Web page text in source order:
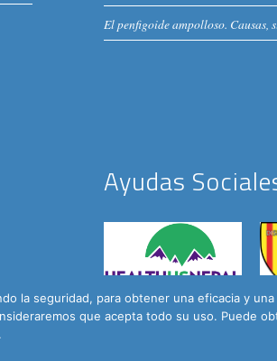
El penfigoide ampolloso. Causas,
Ayudas
la seguridad, para obtener una eficacia y
que acepta todo su uso. Puede